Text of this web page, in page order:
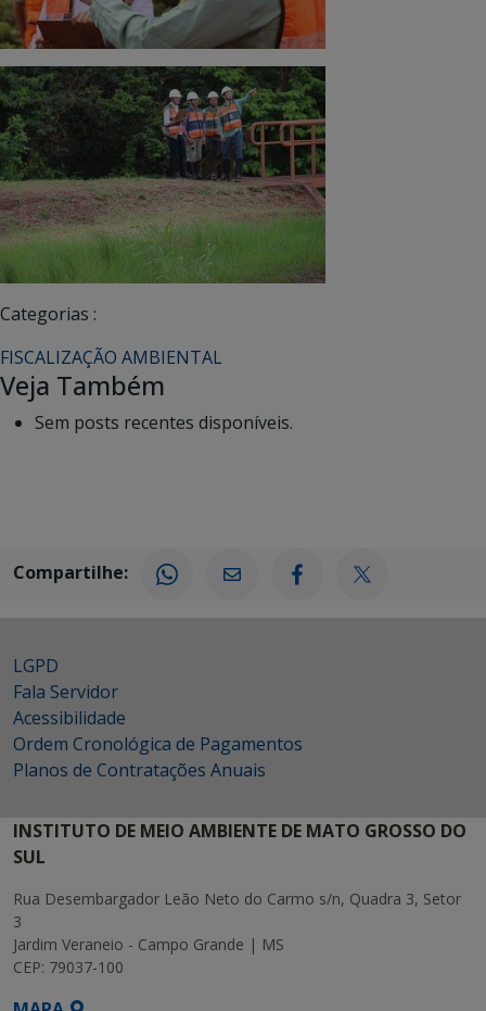
Categorias :
FISCALIZAÇÃO AMBIENTAL
Veja Também
Sem posts recentes disponíveis.
Compartilhe:
LGPD
Fala Servidor
Acessibilidade
Ordem Cronológica de Pagamentos
Planos de Contratações Anuais
INSTITUTO DE MEIO AMBIENTE DE MATO GROSSO DO
SUL
Rua Desembargador Leão Neto do Carmo s/n, Quadra 3, Setor
3
Jardim Veraneio - Campo Grande | MS
CEP: 79037-100